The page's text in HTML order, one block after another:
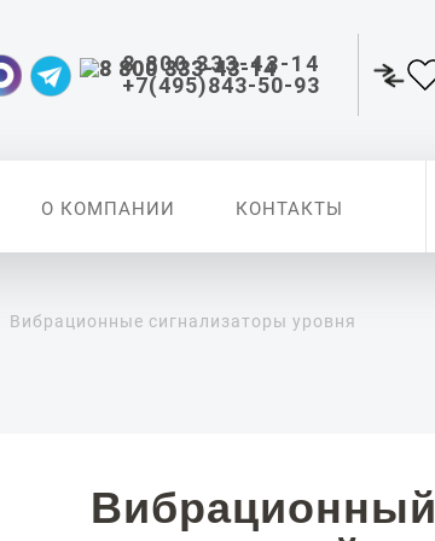
8 800 333-43-14
+7(495)843-50-93
О КОМПАНИИ КОНТАКТЫ
Вибрационные сигнализаторы уровня
Вибрационный